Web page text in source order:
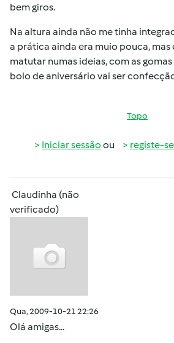
bem giros.
Na altura ainda não me tinha
a prática ainda era muio pouca, mas
matutar numas ideias, com as
bolo de aniversário vai ser
Topo
Iniciar sessão ou registe-
Claudinha (não
verificado)
Qua, 2009-10-21 22:26
Olá amigas...